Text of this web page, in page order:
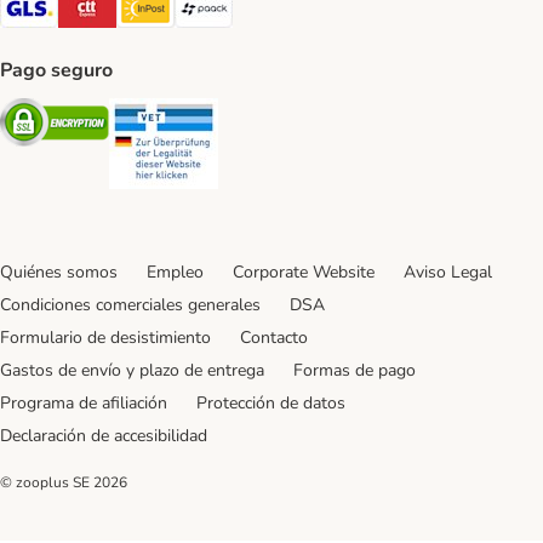
Pago seguro
Security
Quiénes somos Empleo Corporate Website
Aviso Legal
Condiciones comerciales generales
DSA
Formulario de desistimiento
Contacto
Gastos de envío y plazo de entrega
Formas de pago
Programa de afiliación
Protección de datos
Declaración de accesibilidad
© zooplus SE 2026